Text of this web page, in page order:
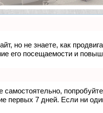
но не знаете, как
его посещаемости и
первых 7 дней. Если ни